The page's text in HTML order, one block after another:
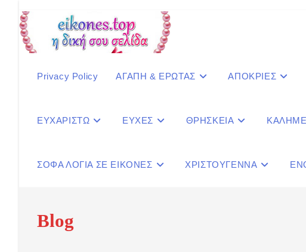
content
Privacy Policy ΑΓΑΠΗ & ΕΡΩΤΑΣ ΑΠΟΚΡΙΕΣ
ΕΥΧΑΡΙΣΤΩ ΕΥΧΕΣ ΘΡΗΣΚΕΙΑ
ΣΟΦΑ ΛΟΓΙΑ ΣΕ ΕΙΚΟΝΕΣ ΧΡΙΣΤΟΥΓΕΝΝΑ
Blog